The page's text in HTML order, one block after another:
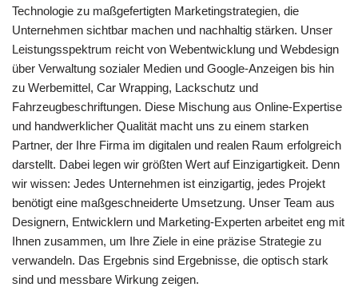
Technologie zu maßgefertigten Marketingstrategien, die
Unternehmen sichtbar machen und nachhaltig stärken. Unser
Leistungsspektrum reicht von Webentwicklung und Webdesign
über Verwaltung sozialer Medien und Google-Anzeigen bis hin
zu Werbemittel, Car Wrapping, Lackschutz und
Fahrzeugbeschriftungen. Diese Mischung aus Online-Expertise
und handwerklicher Qualität macht uns zu einem starken
Partner, der Ihre Firma im digitalen und realen Raum erfolgreich
darstellt. Dabei legen wir größten Wert auf Einzigartigkeit. Denn
wir wissen: Jedes Unternehmen ist einzigartig, jedes Projekt
benötigt eine maßgeschneiderte Umsetzung. Unser Team aus
Designern, Entwicklern und Marketing-Experten arbeitet eng mit
Ihnen zusammen, um Ihre Ziele in eine präzise Strategie zu
verwandeln. Das Ergebnis sind Ergebnisse, die optisch stark
sind und messbare Wirkung zeigen.